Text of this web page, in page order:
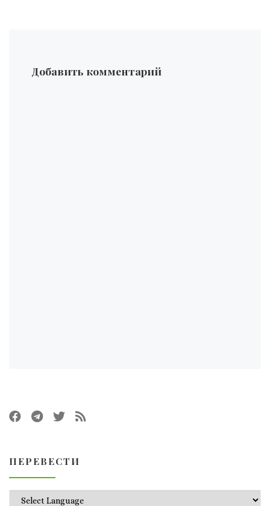
Добавить комментарий
ПЕРЕВЕСТИ